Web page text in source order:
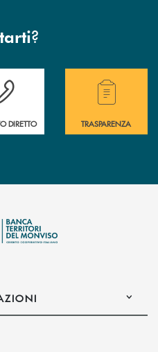
?
della Banca.
di assistenza immediata?
DIRETTO
Hai bisogno di
TRASPARENZA